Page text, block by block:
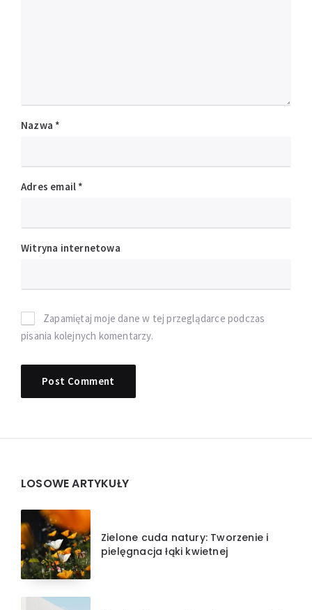
Nazwa *
Adres email *
Witryna internetowa
Zapamiętaj moje dane w tej przeglądarce podczas
pisania kolejnych komentarzy.
Widgets
LOSOWE ARTYKUŁY
Zielone cuda natury: Tworzenie i
pielęgnacja łąki kwietnej